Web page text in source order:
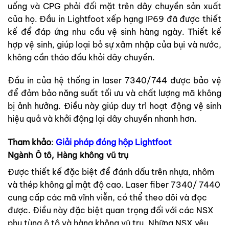
uống và CPG phải đối mặt trên dây chuyền sản xuất
của họ. Đầu in Lightfoot xếp hạng IP69 đã được thiết
kế để đáp ứng nhu cầu vệ sinh hàng ngày. Thiết kế
hợp vệ sinh, giúp loại bỏ sự xâm nhập của bụi và nước,
không cần tháo đầu khỏi dây chuyền.
Đầu in của hệ thống in laser 7340/744 được bảo vệ
để đảm bảo năng suất tối ưu và chất lượng mã không
bị ảnh hưởng. Điều này giúp duy trì hoạt động vệ sinh
hiệu quả và khởi động lại dây chuyền nhanh hơn.
Tham khảo: Giải pháp đóng hộp Lightfoot
Ngành Ô tô, Hàng không vũ trụ
Được thiết kế đặc biệt để đánh dấu trên nhựa, nhôm
và thép không gỉ mật độ cao. Laser fiber 7340/ 7440
cung cấp các mã vĩnh viễn, có thể theo dõi và đọc
được. Điều này đặc biệt quan trọng đối với các NSX